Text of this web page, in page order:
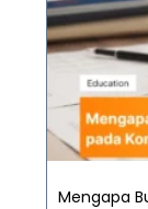
Mengapa